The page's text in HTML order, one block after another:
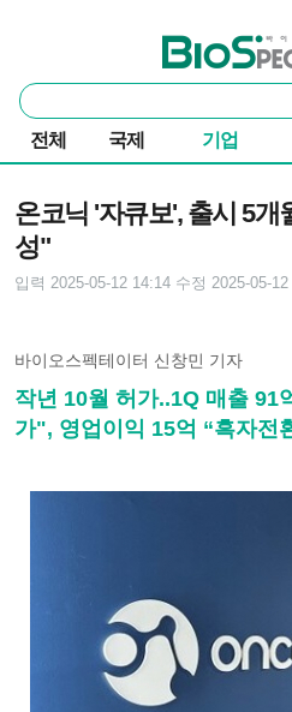
바이오스펙테이
통
합
검
색
전체 국제 기업
온코닉 '자큐보', 출시 5개
성"
입력 2025-05-12 14:14 수정 2025-05-
바이오스펙테이터 신창민 기자
작년 10월 허가..1Q 매출 91
가", 영업이익 15억 “흑자전